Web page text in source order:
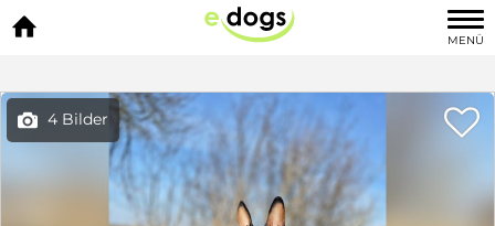

MENÜ
 4 Bilder 